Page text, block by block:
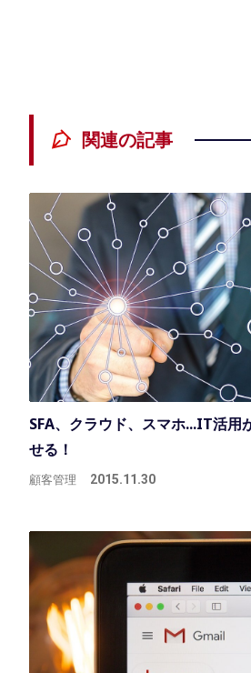
関連の記事
SFA、クラウド、スマホ...IT活用
せる！
顧客管理 2015.11.30